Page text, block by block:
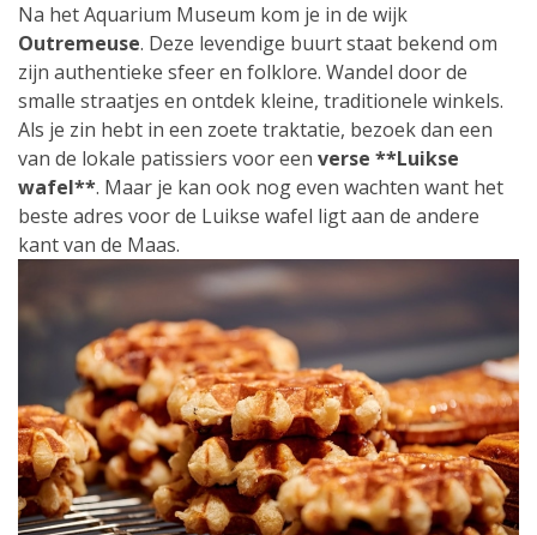
Na het Aquarium Museum kom je in de wijk
Outremeuse. Deze levendige buurt staat bekend om
zijn authentieke sfeer en folklore. Wandel door de
smalle straatjes en ontdek kleine, traditionele winkels.
Als je zin hebt in een zoete traktatie, bezoek dan een
van de lokale patissiers voor een verse **Luikse
wafel**. Maar je kan ook nog even wachten want het
beste adres voor de Luikse wafel ligt aan de andere
kant van de Maas.